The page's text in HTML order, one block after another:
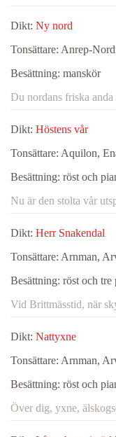
Dikt: Ny nord
Tonsättare: Anrep-
Besättning: manskör
Du nordans friska anda
Dikt: Höstens vår
Tonsättare: Aquilon,
Besättning: röst och
Nu är den stolta vår
Dikt: Herr Snakendal
Tonsättare: Arnman,
Besättning: röst och tre
Vid Brittmässtid, när
Dikt: Nattyxne
Tonsättare: Arnman,
Besättning: röst och
Över dig, yxne,